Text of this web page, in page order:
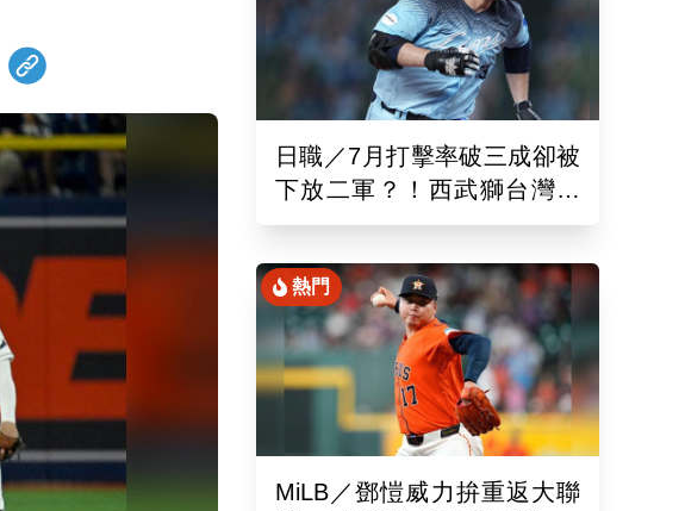
日職／7月打擊率破三成卻被
下放二軍？！西武獅台灣重
砲林安可「抹消登錄」原因
熱門
MiLB／鄧愷威力拚重返大聯